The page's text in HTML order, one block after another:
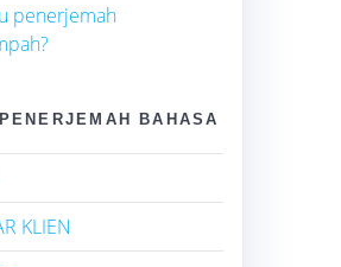
penerjemah
BAHASA
KLIEN